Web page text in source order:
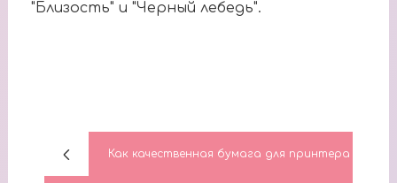
"Близость" и "Черный лебедь".
Как качественная бумага для принтера